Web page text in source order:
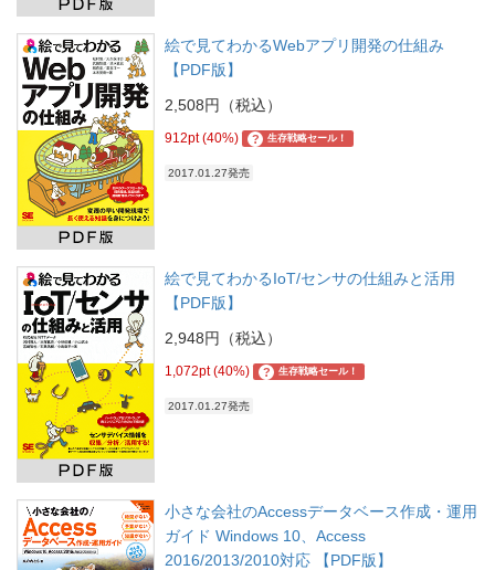
絵で見てわかるWebアプリ開発の仕組み
【PDF版】
2,508円（税込）
912pt (40%) ? 生存戦略セール！
2017.01.27発売
絵で見てわかるIoT/センサの仕組みと活用
【PDF版】
2,948円（税込）
1,072pt (40%) ? 生存戦略セール！
2017.01.27発売
小さな会社のAccessデータベース作成・運用
ガイド Windows 10、Access
2016/2013/2010対応 【PDF版】